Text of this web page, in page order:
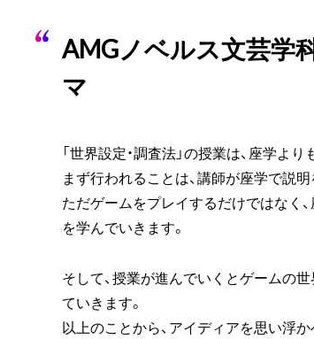
AMGノベルス文芸学
マ
「世界設定・調査法」の授業は、座学よ
まず行われることは、講師が座学で説
ただゲームをプレイするだけではなく
を学んでいきます。
そして、授業が進んでいくとゲームの
ていきます。
以上のことから、アイディアを思い浮